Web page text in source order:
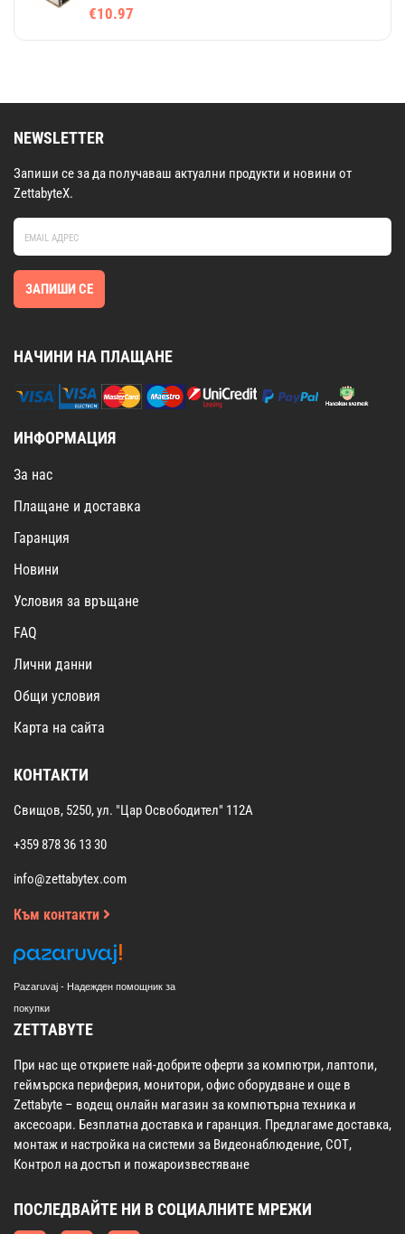
€10.97
NEWSLETTER
Запиши се за да получаваш актуални продукти и новини от
ZettabyteX.
ЗАПИШИ СЕ
НАЧИНИ НА ПЛАЩАНЕ
ИНФОРМАЦИЯ
За нас
Плащане и доставка
Гаранция
Новини
Условия за връщане
FAQ
Лични данни
Общи условия
Карта на сайта
КОНТАКТИ
Свищов, 5250, ул. "Цар Освободител" 112А
+359 878 36 13 30
info@zettabytex.com
Към контакти
Pazaruvaj - Надежден помощник за
покупки
ZETTABYTE
При нас ще откриете най-добрите оферти за компютри, лаптопи,
геймърска периферия, монитори, офис оборудване и още в
Zettabyte – водещ онлайн магазин за компютърна техника и
аксесоари. Безплатна доставка и гаранция. Предлагаме доставка,
монтаж и настройка на системи за Видеонаблюдение, СОТ,
Контрол на достъп и пожароизвестяване
ПОСЛЕДВАЙТЕ НИ В СОЦИАЛНИТЕ МРЕЖИ